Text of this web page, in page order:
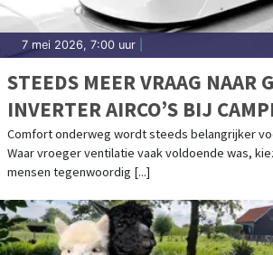
7 mei 2026, 7:00 uur
STEEDS MEER VRAAG NAAR
INVERTER AIRCO’S BIJ
Comfort onderweg wordt steeds belangrijker
Waar vroeger ventilatie vaak voldoende was,
mensen tegenwoordig [...]